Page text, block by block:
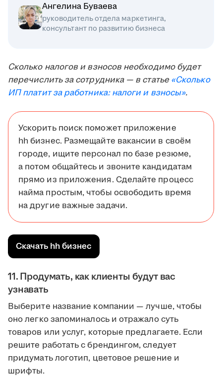
Ангелина Буваева
руководитель отдела маркетинга,
консультант по развитию бизнеса
Сколько налогов и взносов необходимо будет
перечислить за сотрудника — в статье«Сколько
ИП платит за работника: налоги и взносы».
Ускорить поиск поможет приложение
hh бизнес. Размещайте вакансии в своём
городе, ищите персонал по базе резюме,
а потом общайтесь и звоните кандидатам
прямо из приложения. Сделайте процесс
найма простым, чтобы освободить время
на другие важные задачи.
Скачать hh бизнес
11. Продумать, как клиенты будут вас
узнавать
Выберите название компании — лучше, чтобы
оно легко запоминалось и отражало суть
товаров или услуг, которые предлагаете. Если
решите работать с брендингом, следует
придумать логотип, цветовое решение и
шрифты.